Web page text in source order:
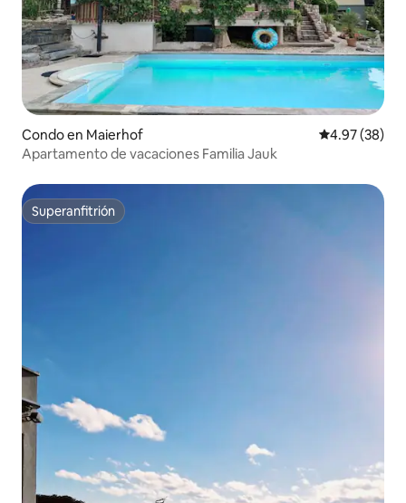
Condo en Maierhof Calificación
4.97 (38)
Apartamento de vacaciones Familia Jauk
Superanfitrión
Superanfitrión